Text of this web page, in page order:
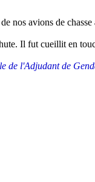
nos avions de
Il fut cueillit en
de l'Adjudant de